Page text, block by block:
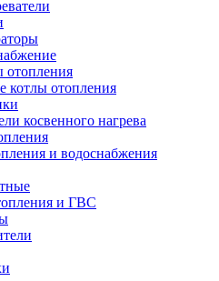
отопления
котлы отопления
косвенного нагрева
и водоснабжения
и ГВС